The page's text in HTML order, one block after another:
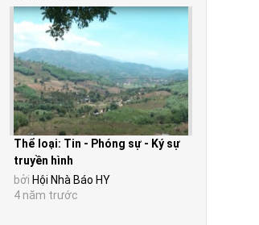
Thể loại: Tin - Phóng sự - Ký sự
truyền hình
bởi Hội Nhà Báo HY
4 năm trước